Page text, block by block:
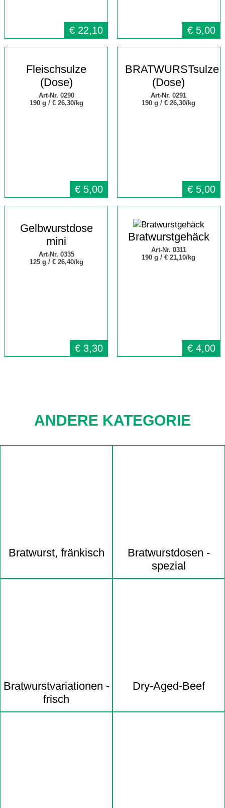
€ 22,10 € 5,00
Fleischsulze
(Dose)
Art-Nr. 0290
190 g / € 26,30/kg
€ 5,00
BRATWURSTsulze
(Dose)
Art-Nr. 0291
190 g /€ 26,30/kg
€ 5,00
Gelbwurstdose
mini
Art-Nr. 0335
125 g / € 26,40/kg
€ 3,30
Bratwurstgehäck
Art-Nr. 0311
190 g /€ 21,10/kg
€ 4,00
ANDERE KATEGORIE
Bratwurst, fränkisch
Bratwurst­dosen -
spezial
Bratwurst­variationen -
frisch
Dry-Aged-Beef